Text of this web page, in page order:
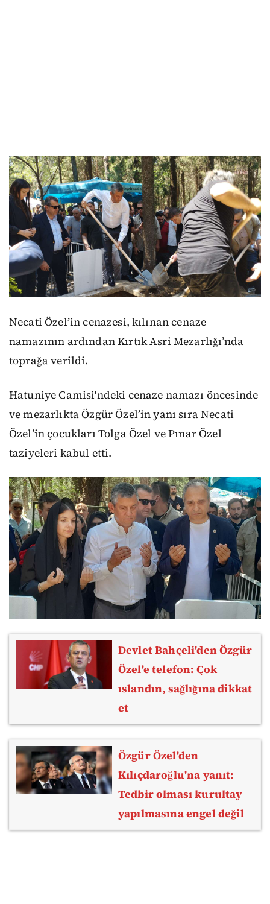
Necati Özel’in cenazesi, kılınan cenaze
namazının ardından Kırtık Asri Mezarlığı’nda
toprağa verildi.
Hatuniye Camisi'ndeki cenaze namazı öncesinde
ve mezarlıkta Özgür Özel’in yanı sıra Necati
Özel’in çocukları Tolga Özel ve Pınar Özel
taziyeleri kabul etti.
Devlet Bahçeli'den Özgür
Özel'e telefon: Çok
ıslandın, sağlığına dikkat
et
Özgür Özel'den
Kılıçdaroğlu'na yanıt:
Tedbir olması kurultay
yapılmasına engel değil